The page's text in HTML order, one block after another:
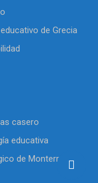
de Grecia
casero
educativa
de Monterrey